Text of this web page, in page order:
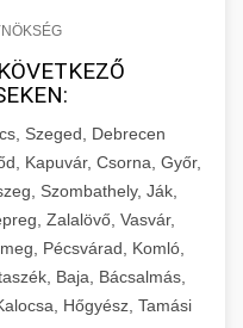
Szeged, Debrecen
Kapuvár, Csorna, Győr,
Szombathely, Ják,
Zalalövő, Vasvár,
Pécsvárad, Komló,
Baja, Bácsalmás,
Hőgyész, Tamási